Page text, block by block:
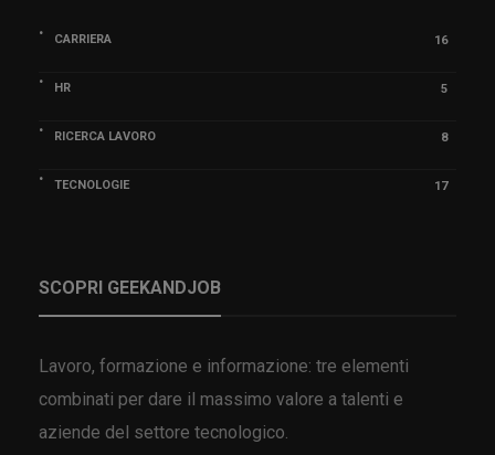
CARRIERA 16
HR 5
RICERCA LAVORO 8
TECNOLOGIE 17
SCOPRI GEEKANDJOB
Lavoro, formazione e informazione: tre elementi
combinati per dare il massimo valore a talenti e
aziende del settore tecnologico.